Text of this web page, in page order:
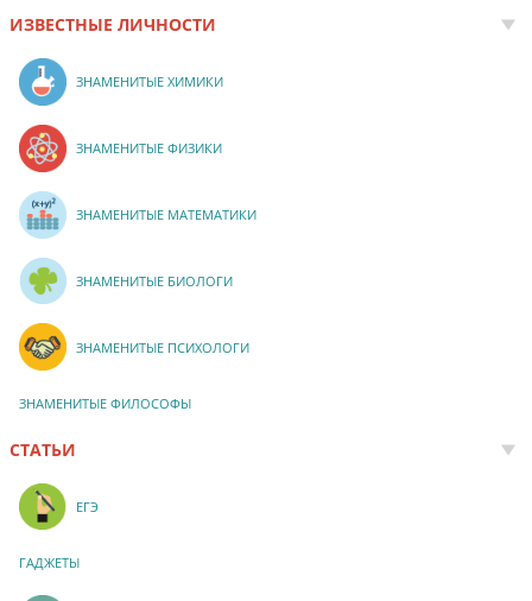
ИЗВЕСТНЫЕ ЛИЧНОСТИ
ЗНАМЕНИТЫЕ ХИМИКИ
ЗНАМЕНИТЫЕ ФИЗИКИ
ЗНАМЕНИТЫЕ МАТЕМАТИКИ
ЗНАМЕНИТЫЕ БИОЛОГИ
ЗНАМЕНИТЫЕ ПСИХОЛОГИ
ЗНАМЕНИТЫЕ ФИЛОСОФЫ
СТАТЬИ
ЕГЭ
ГАДЖЕТЫ